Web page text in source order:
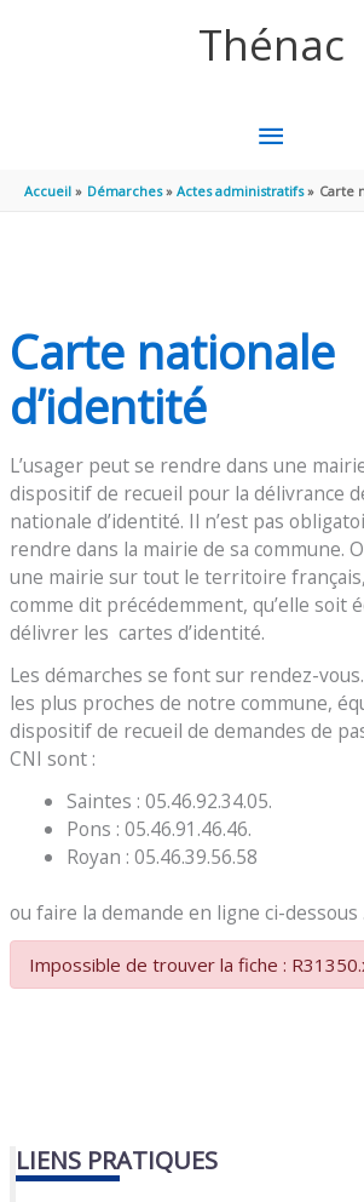
Thénac
MENU
Accueil Démarches Actes administratifs Carte
Carte nationale
d’identité
L’usager peut se rendre dans une
dispositif de recueil pour la délivrance
nationale d’identité. Il n’est pas
rendre dans la mairie de sa commune.
une mairie sur tout le territoire
comme dit précédemment, qu’elle soit
délivrer les cartes d’identité.
Les démarches se font sur rendez-
les plus proches de notre commune,
dispositif de recueil de demandes de
CNI sont :
Saintes : 05.46.92.34.05.
Pons : 05.46.91.46.46.
Royan : 05.46.39.56.58
ou faire la demande en ligne ci-dessous .
Impossible de trouver la fiche :
LIENS PRATIQUES